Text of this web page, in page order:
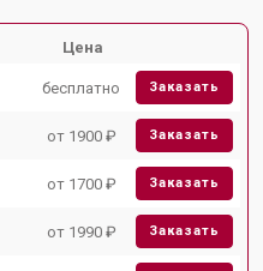
Цена
бесплатно Заказать
от 1900 ₽ Заказать
от 1700 ₽ Заказать
от 1990 ₽ Заказать